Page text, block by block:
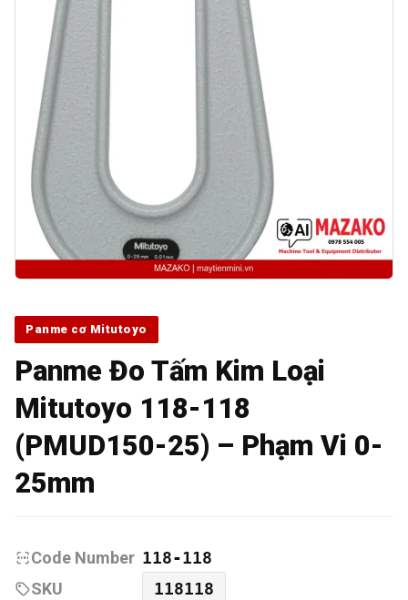
Panme cơ Mitutoyo
Panme Đo Tấm Kim Loại
Mitutoyo 118-118
(PMUD150-25) – Phạm Vi 0-
25mm
Code Number 118-118
SKU
118118